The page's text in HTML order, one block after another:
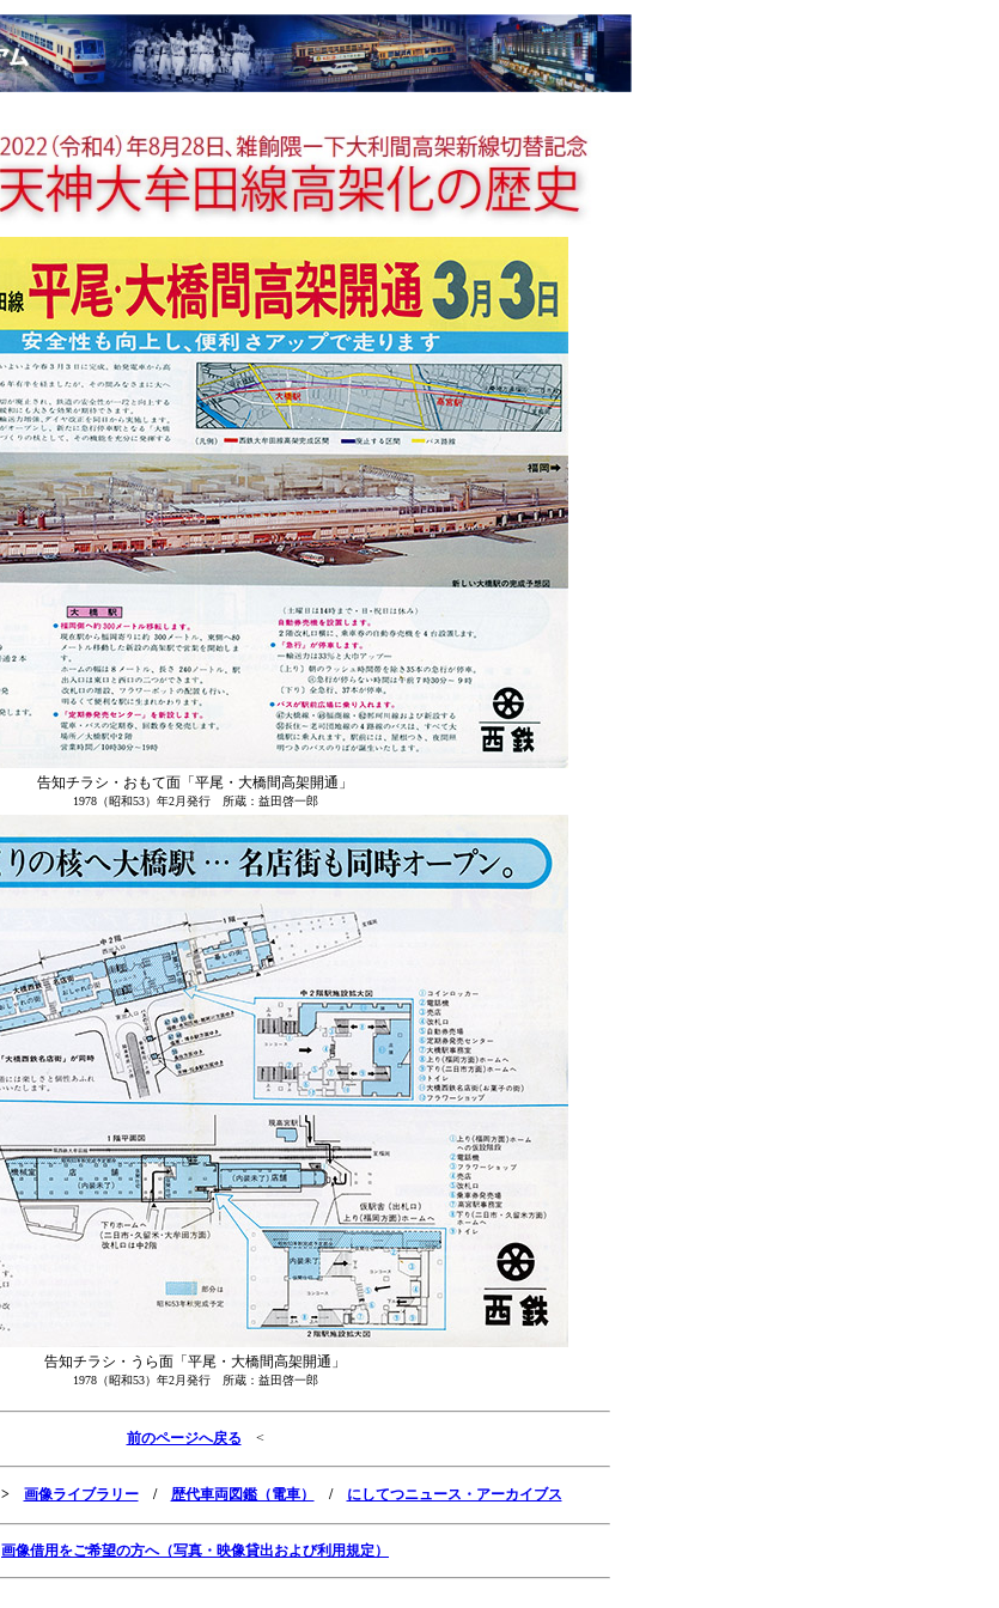
告知チラシ・おもて面「平尾・大橋間高架開通」
1978（昭和53）年2月発行 所蔵：益田啓一郎
告知チラシ・うら面「平尾・大橋間高架開通」
1978（昭和53）年2月発行 所蔵：益田啓一郎
前のページへ戻る <
> 画像ライブラリー/ 歴代車両図鑑（電車） / にしてつニュース・アーカイブス
画像借用をご希望の方へ（写真・映像貸出および利用規定）